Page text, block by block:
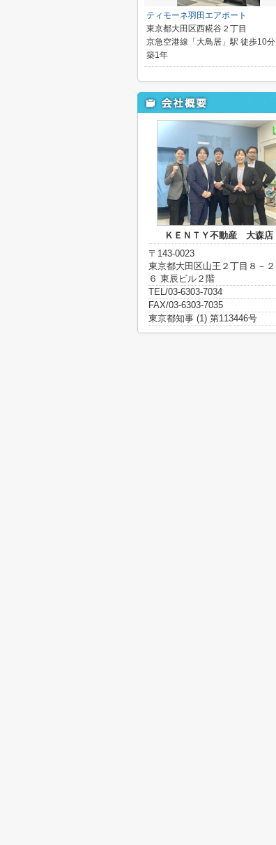
ティモーネ羽田エアポート
東京都大田区西糀谷２丁目
京急空港線「大鳥居」駅 徒歩10分
築1年
ＫＥＮＴＹ不動産 大森店
〒143-0023
東京都大田区山王２丁目８－２
６ 東辰ビル２階
TEL/03-6303-7034
FAX/03-6303-7035
東京都知事 (1) 第113446号